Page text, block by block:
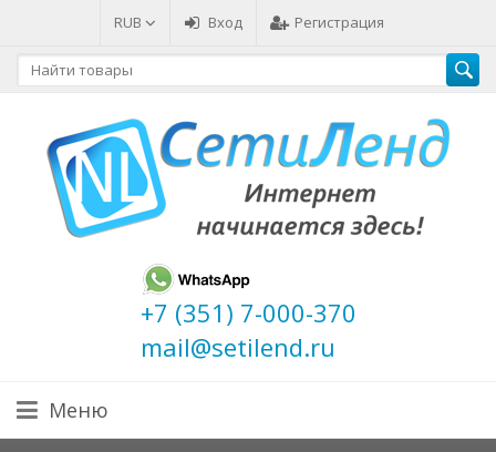
RUB Вход Регистрация
+7 (351) 7-000-370
mail@setilend.ru
Меню